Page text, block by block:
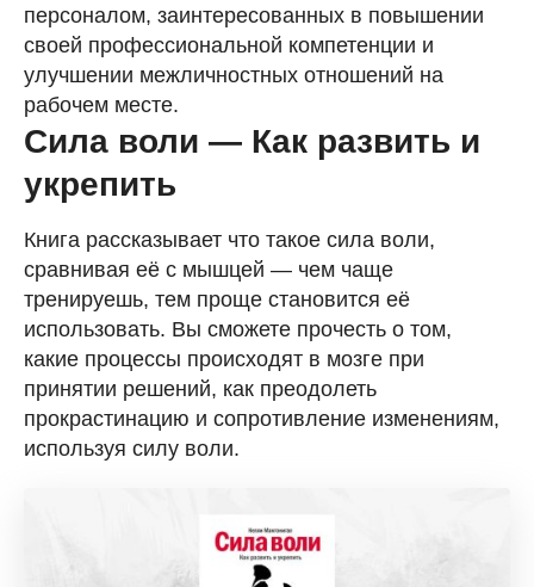
персоналом, заинтересованных в повышении
своей профессиональной компетенции и
улучшении межличностных отношений на
рабочем месте.
Сила воли — Как развить и
укрепить
Книга рассказывает что такое сила воли,
сравнивая её с мышцей — чем чаще
тренируешь, тем проще становится её
использовать. Вы сможете прочесть о том,
какие процессы происходят в мозге при
принятии решений, как преодолеть
прокрастинацию и сопротивление изменениям,
используя силу воли.